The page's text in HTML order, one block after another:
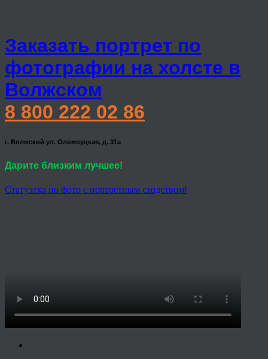
Заказать портрет по
фотографии на холсте в
Волжском
8 800 222 02 86
г. Волжский ул. Оломоуцкая, д. 31а
Дарите близким лучшее!
Статуэтка по фото с портретным сходством!